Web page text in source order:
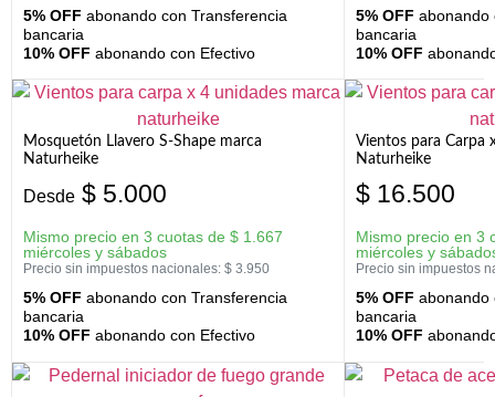
5% OFF abonando con Transferencia
bancaria
10% OFF abonando con Efectivo
5% OFF abonando
bancaria
10% OFF
Mosquetón Llavero S-Shape marca
Naturheike
Desde $ 5.000
Mismo precio en 3 cuotas de $ 1.667
miércoles y sábados
Precio sin impuestos nacionales: $ 3.950
5% OFF abonando con Transferencia
bancaria
10% OFF abonando con Efectivo
Vientos para Carpa
Naturheike
$ 16.500
Mismo precio en 3
miércoles y
Precio sin impuestos
5% OFF abonando
bancaria
10% OFF